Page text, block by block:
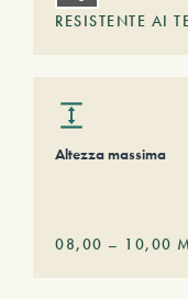
RESISTENTE AI
Altezza massima
08,00 – 10,00